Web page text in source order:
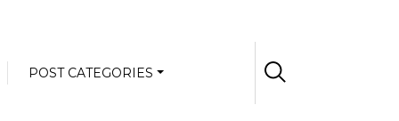
POST CATEGORIES